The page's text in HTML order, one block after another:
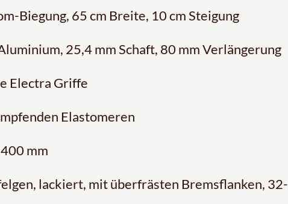
Biegung, 65 cm Breite, 10 cm Steigung
25,4 mm Schaft, 80 mm Verlängerung
Electra Griffe
Elastomeren
mm
lackiert, mit überfrästen Bremsflanken, 32-